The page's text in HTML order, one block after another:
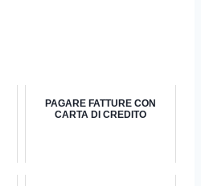
PAGARE FATTURE CON
CARTA DI CREDITO